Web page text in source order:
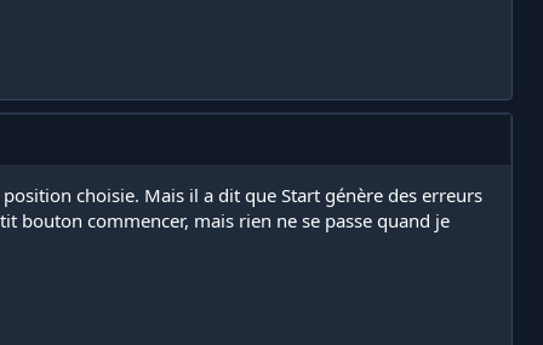
choisie. Mais il a dit que Start génère des erreurs
bouton commencer, mais rien ne se passe quand je